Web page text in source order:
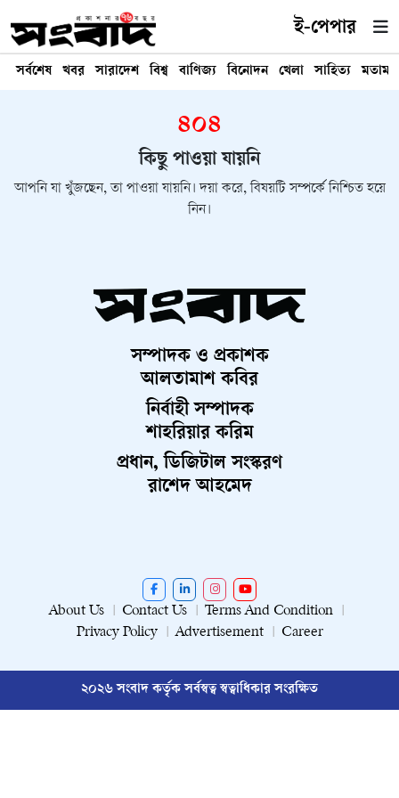
ই-পেপার
সর্বশেষ খবর সারাদেশ বিশ্ব বাণিজ্য বিনোদন খেলা সাহিত্য মতামত
৪০৪
কিছু পাওয়া যায়নি
আপনি যা খুঁজছেন, তা পাওয়া যায়নি। দয়া করে, বিষয়টি সম্পর্কে নিশ্চিত হয়ে
নিন।
সম্পাদক ও প্রকাশক
আলতামাশ কবির
নির্বাহী সম্পাদক
শাহরিয়ার করিম
প্রধান, ডিজিটাল সংস্করণ
রাশেদ আহমেদ
About Us Contact Us
Terms And Condition
Privacy Policy
Advertisement Career
২০২৬ সংবাদ কর্তৃক সর্বস্বত্ব স্বত্বাধিকার সংরক্ষিত